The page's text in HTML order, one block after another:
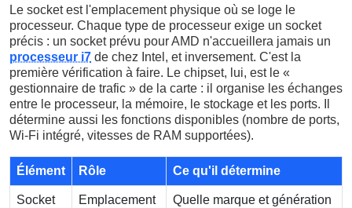
Le socket est l'emplacement physique où se loge le
processeur. Chaque type de processeur exige un socket
précis : un socket prévu pour AMD n'accueillera jamais un
processeur i7 de chez Intel, et inversement. C'est la
première vérification à faire. Le chipset, lui, est le «
gestionnaire de trafic » de la carte : il organise les échanges
entre le processeur, la mémoire, le stockage et les ports. Il
détermine aussi les fonctions disponibles (nombre de ports,
Wi-Fi intégré, vitesses de RAM supportées).
Élément Rôle Ce qu'il détermine
Socket
Emplacement
Quelle marque et génération